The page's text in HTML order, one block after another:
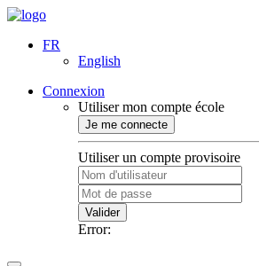
FR
English
Connexion
Utiliser mon compte école
Je me connecte
Utiliser un compte provisoire
Valider
Error: